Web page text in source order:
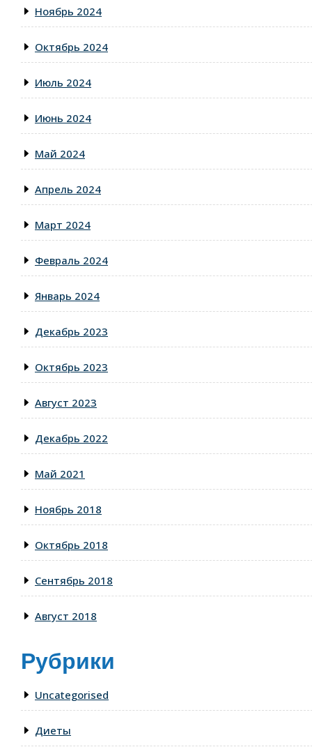
Ноябрь 2024
Октябрь 2024
Июль 2024
Июнь 2024
Май 2024
Апрель 2024
Март 2024
Февраль 2024
Январь 2024
Декабрь 2023
Октябрь 2023
Август 2023
Декабрь 2022
Май 2021
Ноябрь 2018
Октябрь 2018
Сентябрь 2018
Август 2018
Рубрики
Uncategorised
Диеты